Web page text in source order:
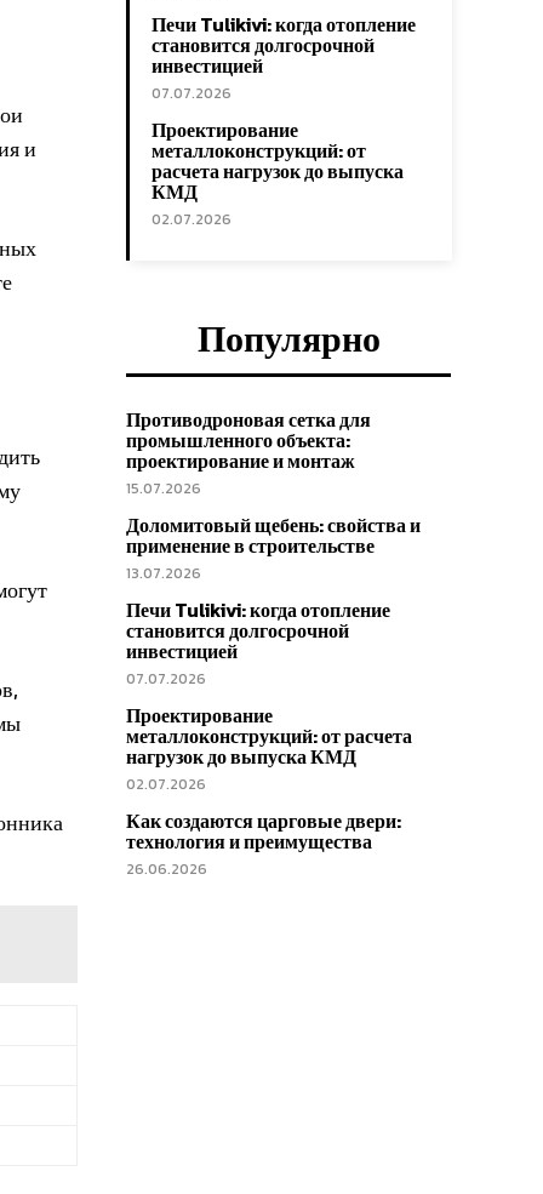
и
Печи Tulikivi: когда отопление
становится долгосрочной
инвестицией
07.07.2026
Проектирование
металлоконструкций: от
расчета нагрузок до выпуска
КМД
02.07.2026
Популярно
Противодроновая сетка для
промышленного объекта:
проектирование и монтаж
15.07.2026
Доломитовый щебень: свойства и
применение в строительстве
13.07.2026
Печи Tulikivi: когда отопление
становится долгосрочной
инвестицией
07.07.2026
Проектирование
металлоконструкций: от расчета
нагрузок до выпуска КМД
02.07.2026
Как создаются царговые двери:
технология и преимущества
26.06.2026